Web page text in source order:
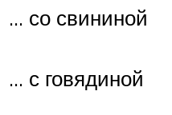
… со свининой
… с говядиной